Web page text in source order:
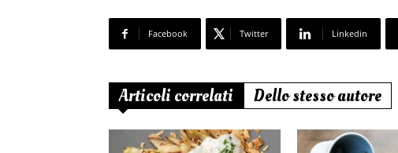
Facebook Twitter Linkedin
Articoli correlati Dello stesso autore